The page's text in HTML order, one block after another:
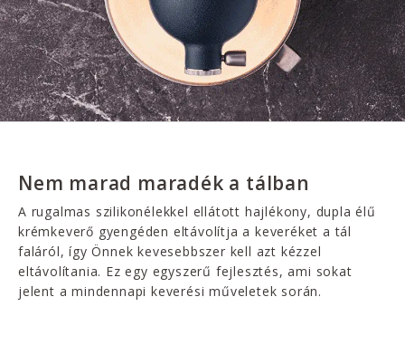
Nem marad maradék a tálban
A rugalmas szilikonélekkel ellátott hajlékony, dupla élű
krémkeverő gyengéden eltávolítja a keveréket a tál
faláról, így Önnek kevesebbszer kell azt kézzel
eltávolítania. Ez egy egyszerű fejlesztés, ami sokat
jelent a mindennapi keverési műveletek során.